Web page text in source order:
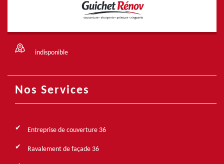
indisponible
Nos Services
Entreprise de couverture 36
Ravalement de façade 36